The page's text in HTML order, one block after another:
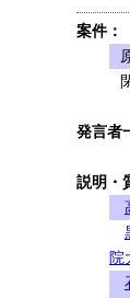
案件：
発言者
説明・
院